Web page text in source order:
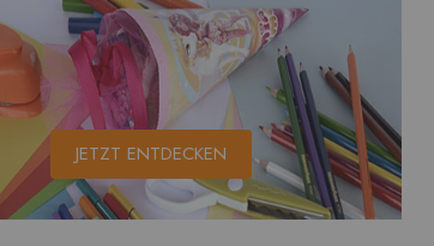
JETZT ENTDECKEN